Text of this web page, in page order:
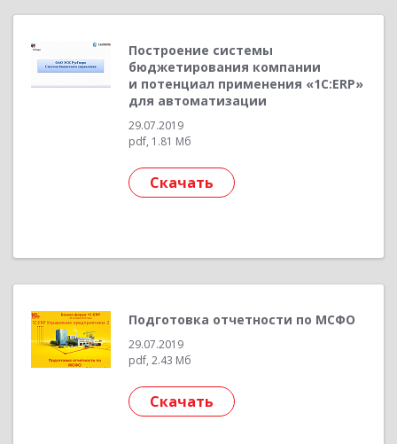
Построение системы
бюджетирования компании
и потенциал применения «1С:ERP»
для автоматизации
29.07.2019
pdf, 1.81 Мб
Скачать
Подготовка отчетности по МСФО
29.07.2019
pdf, 2.43 Мб
Скачать